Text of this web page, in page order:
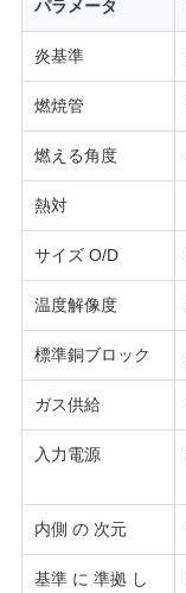
用
を
要
求
し
な
さ
い
VR
SHOW
SITEMAP
パラメータ
炎基準
燃焼管
燃える角度
熱対
サイズ O/D
温度解像度
標準銅ブロック
ガス供給
入力電源
内側 の 次元
基準 に 準拠 し